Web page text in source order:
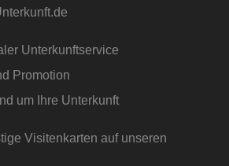
Unterkunftservice
Promotion
um Ihre Unterkunft
Visitenkarten auf unseren